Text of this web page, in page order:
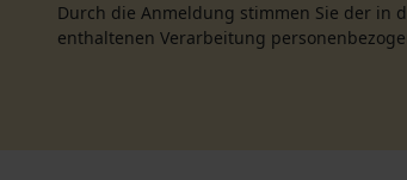
Durch die Anmeldung stimmen Sie der in
enthaltenen Verarbeitung